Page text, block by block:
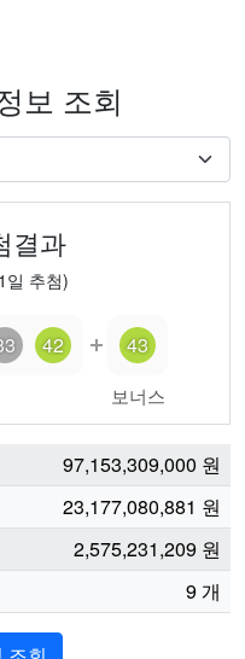
보 조회
결과
일 추첨)
42
보너스
43
97,153,309,000 원
23,177,080,881 원
2,575,231,209 원
9개